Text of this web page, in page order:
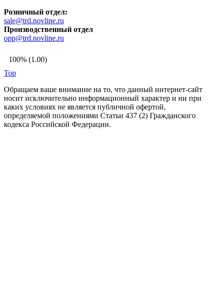
Розничный отдел:
sale@trd.novline.ru
Производственный отдел
opp@trd.novline.ru
100% (1.00)
Top
Обращаем ваше внимание на то, что данный интернет-сайт
носит исключительно информационный характер и ни при
каких условиях не является публичной офертой,
определяемой положениями Статьи 437 (2) Гражданского
кодекса Российской Федерации.